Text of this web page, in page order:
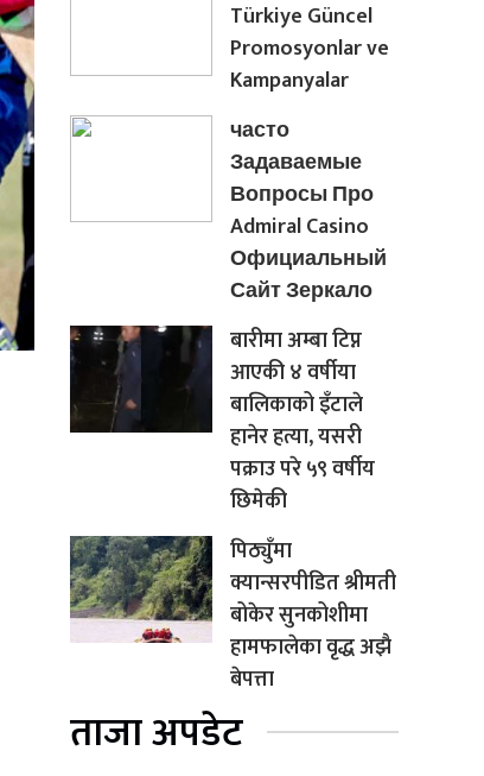
Türkiye Güncel
Promosyonlar ve
Kampanyalar
часто
Задаваемые
Вопросы Про
Admiral Casino
Официальный
Сайт Зеркало
बारीमा अम्बा टिप्न
आएकी ४ वर्षीया
बालिकाको इँटाले
हानेर हत्या, यसरी
पक्राउ परे ५९ वर्षीय
छिमेकी
पिठ्युँमा
क्यान्सरपीडित श्रीमती
बोकेर सुनकोशीमा
हामफालेका वृद्ध अझै
बेपत्ता
ताजा अपडेट